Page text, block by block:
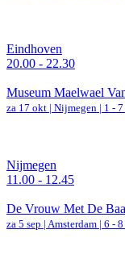
Eindhoven
20.00 - 22.30
Museum Maelwael
za 17 okt | Nijmegen | 1 -
Nijmegen
11.00 - 12.45
De Vrouw Met De
za 5 sep | Amsterdam | 6 -